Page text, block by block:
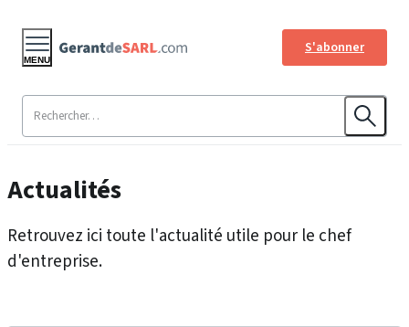
S'abonner
MENU
Actualités
Retrouvez ici toute l'actualité utile pour le chef
d'entreprise.